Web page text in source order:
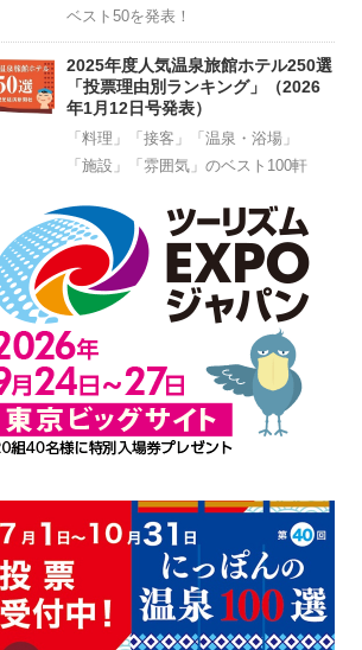
ベスト50を発表！
2025年度人気温泉旅館ホテル250選
「投票理由別ランキング」（2026
年1月12日号発表）
「料理」「接客」「温泉・浴場」
「施設」「雰囲気」のベスト100軒